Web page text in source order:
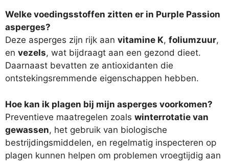
Welke voedingsstoffen zitten er in Purple Passion
asperges?
Deze asperges zijn rijk aan vitamine K, foliumzuur,
en vezels, wat bijdraagt aan een gezond dieet.
Daarnaast bevatten ze antioxidanten die
ontstekingsremmende eigenschappen hebben.
Hoe kan ik plagen bij mijn asperges voorkomen?
Preventieve maatregelen zoals winterrotatie van
gewassen, het gebruik van biologische
bestrijdingsmiddelen, en regelmatig inspecteren op
plagen kunnen helpen om problemen vroegtijdig aan